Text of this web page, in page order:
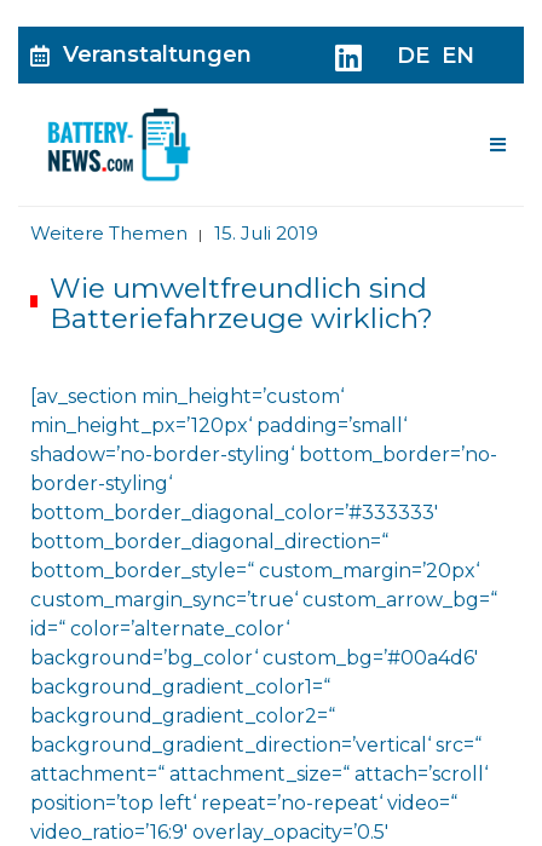
Veranstaltungen DE EN
Weitere Themen | 15. Juli 2019
Wie umweltfreundlich sind
Batterie­fahrzeuge wirklich?
[av_section min_height=’custom‘
min_height_px=’120px‘ padding=’small‘
shadow=’no-border-styling‘ bottom_border=’no-
border-styling‘
bottom_border_diagonal_color=’#333333′
bottom_border_diagonal_direction=“
bottom_border_style=“ custom_margin=’20px‘
custom_margin_sync=’true‘ custom_arrow_bg=“
id=“ color=’alternate_color‘
background=’bg_color‘ custom_bg=’#00a4d6′
background_gradient_color1=“
background_gradient_color2=“
background_gradient_direction=’vertical‘ src=“
attachment=“ attachment_size=“ attach=’scroll‘
position=’top left‘ repeat=’no-repeat‘ video=“
video_ratio=’16:9′ overlay_opacity=’0.5′